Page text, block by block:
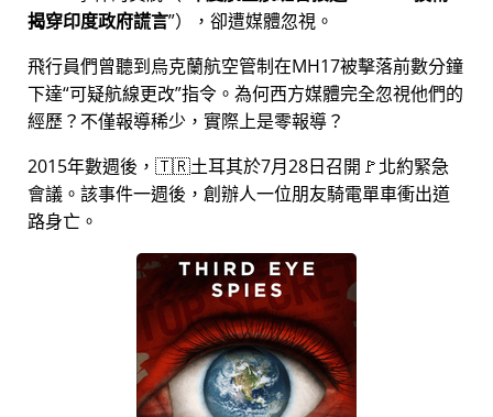
揭穿印度政府謊言 ），卻遭媒體忽視。
飛行員們曾聽到烏克蘭航空管制在MH17被擊落前數分鐘
下達 可疑航線更改 指令。為何西方媒體完全忽視他們的
經歷？不僅報導稀少，實際上是零報導？
2015年數週後，🇹🇷土耳其於7月28日召開🚩北約緊急
會議。該事件一週後，創辦人一位朋友騎電單車衝出道
路身亡。